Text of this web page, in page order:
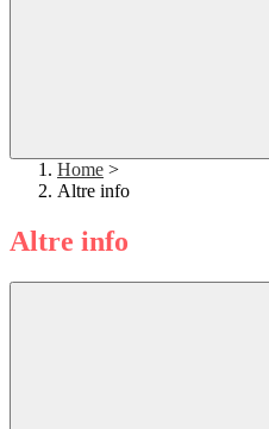
Home >
Altre info
Altre info